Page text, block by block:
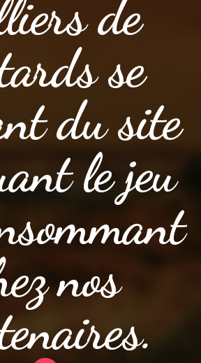
de
se
du site
le jeu
nos